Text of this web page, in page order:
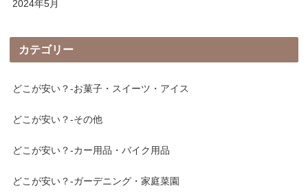
2024年5月
カテゴリー
どこが安い？-お菓子・スイーツ・アイス
どこが安い？-その他
どこが安い？-カー用品・バイク用品
どこが安い？-ガーデニング・家庭菜園